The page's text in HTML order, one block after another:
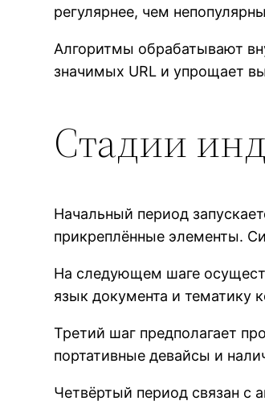
регулярнее, чем
Алгоритмы обрабатывают
значимых URL и упрощает
Стадии
Начальный период
прикреплённые элементы.
На следующем шаге
язык документа и тематику
Третий шаг предполагает
портативные девайсы и
Четвёртый период связан с